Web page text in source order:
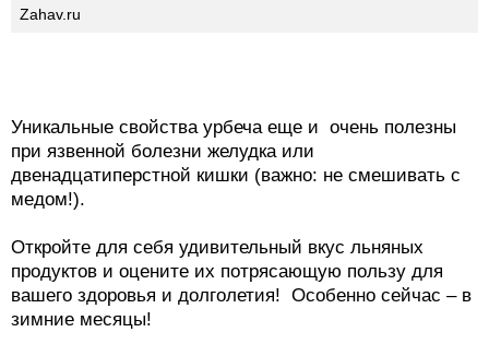
Zahav.ru
Уникальные свойства урбеча еще и очень полезны
при язвенной болезни желудка или
двенадцатиперстной кишки (важно: не смешивать с
медом!).
Откройте для себя удивительный вкус льняных
продуктов и оцените их потрясающую пользу для
вашего здоровья и долголетия! Особенно сейчас – в
зимние месяцы!